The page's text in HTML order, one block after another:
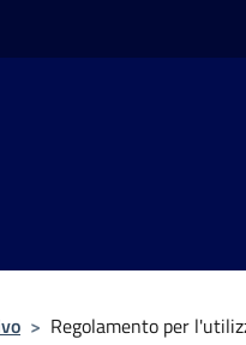
> Regolamento per